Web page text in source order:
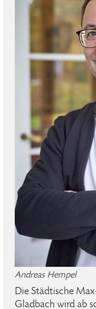
Andreas Hempel
Die Städtische
Gladbach wird ab